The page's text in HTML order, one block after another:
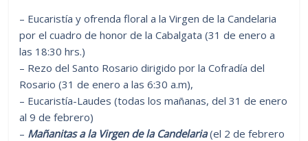
– Eucaristía y ofrenda floral a la Virgen de la Candelaria
por el cuadro de honor de la Cabalgata (31 de enero a
las 18:30 hrs.)
– Rezo del Santo Rosario dirigido por la Cofradía del
Rosario (31 de enero a las 6:30 a.m),
– Eucaristía-Laudes (todas los mañanas, del 31 de enero
al 9 de febrero)
– Mañanitas a la Virgen de la Candelaria(el 2 de febrero